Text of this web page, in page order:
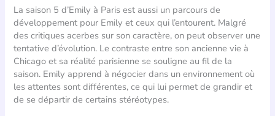
La saison 5 d’Emily à Paris est aussi un parcours de
développement pour Emily et ceux qui l’entourent. Malgré
des critiques acerbes sur son caractère, on peut observer une
tentative d’évolution. Le contraste entre son ancienne vie à
Chicago et sa réalité parisienne se souligne au fil de la
saison. Emily apprend à négocier dans un environnement où
les attentes sont différentes, ce qui lui permet de grandir et
de se départir de certains stéréotypes.